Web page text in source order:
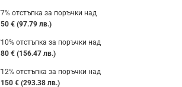
7% отстъпка за поръчки над
50 € (97.79 лв.)
10% отстъпка за поръчки над
80 € (156.47 лв.)
12% отстъпка за поръчки над
150 € (293.38 лв.)